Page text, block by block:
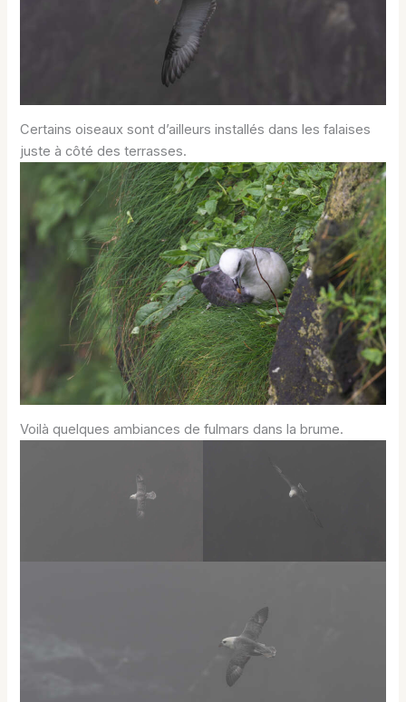
Certains oiseaux sont d’ailleurs installés dans les falaises
juste à côté des terrasses.
Voilà quelques ambiances de fulmars dans la brume.